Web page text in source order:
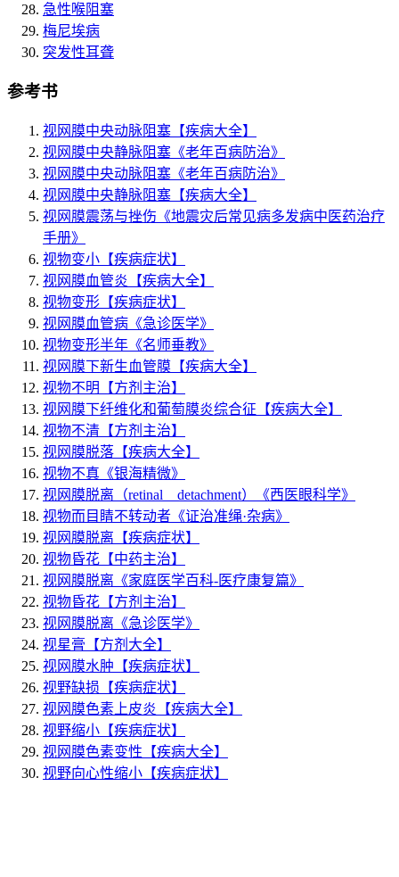
急性喉阻塞
梅尼埃病
突发性耳聋
参考书
视网膜中央动脉阻塞 【疾病大全】
视网膜中央静脉阻塞 《老年百病防治》
视网膜中央动脉阻塞 《老年百病防治》
视网膜中央静脉阻塞 【疾病大全】
视网膜震荡与挫伤 《地震灾后常见病多发病中医药治疗
手册》
视物变小 【疾病症状】
视网膜血管炎 【疾病大全】
视物变形 【疾病症状】
视网膜血管病 《急诊医学》
视物变形半年 《名师垂教》
视网膜下新生血管膜 【疾病大全】
视物不明
【方剂主治】
视网膜下纤维化和葡萄膜炎综合征 【疾病大全】
视物不清 【方剂主治】
视网膜脱落 【疾病大全】
视物不真 《银海精微》
视网膜脱离（retinal detachment）
《西医眼科学》
视物而目睛不转动者 《证治准绳·杂病》
视网膜脱离 【疾病症状】
视物昏花 【中药主治】
视网膜脱离 《家庭医学百科-医疗康复篇》
视物昏花 【方剂主治】
视网膜脱离 《急诊医学》
视星膏 【方剂大全】
视网膜水肿 【疾病症状】
视野缺损 【疾病症状】
视网膜色素上皮炎 【疾病大全】
视野缩小 【疾病症状】
视网膜色素变性 【疾病大全】
视野向心性缩小 【疾病症状】